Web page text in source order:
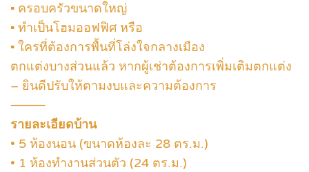
▪ ครอบครัวขนาดใหญ่
▪ ทำเป็นโฮมออฟฟิศ หรือ
▪ ใครที่ต้องการพื้นที่โล่งใจกลางเมือง
ตกแต่งบางส่วนแล้ว หากผู้เช่าต้องการเพิ่มเติมตกแต่ง
– ยินดีปรับให้ตามงบและความต้องการ
⸻
รายละเอียดบ้าน
• 5 ห้องนอน (ขนาดห้องละ 28 ตร.ม.)
• 1 ห้องทำงานส่วนตัว (24 ตร.ม.)